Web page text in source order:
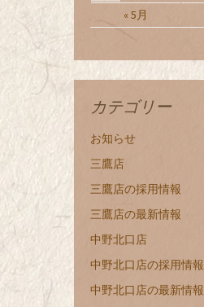
« 5月
カテゴリー
お知らせ
三鷹店
三鷹店の採用情報
三鷹店の最新情報
中野北口店
中野北口店の採用情報
中野北口店の最新情報